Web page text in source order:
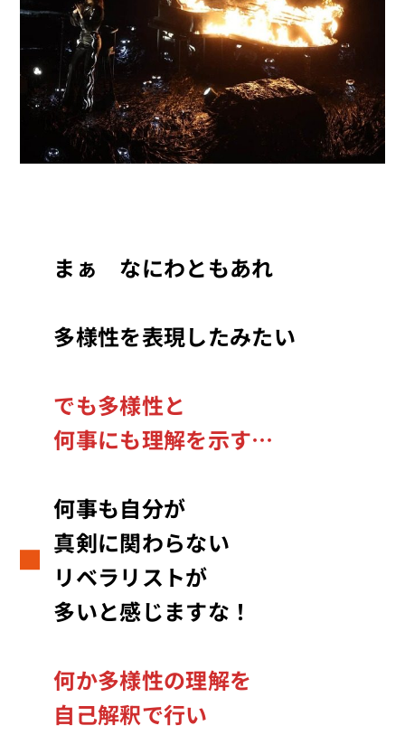
まぁ なにわともあれ
多様性を表現したみたい
でも多様性と
何事にも理解を示す…
何事も自分が
真剣に関わらない
リベラリストが
多いと感じますな！
何か多様性の理解を
自己解釈で行い